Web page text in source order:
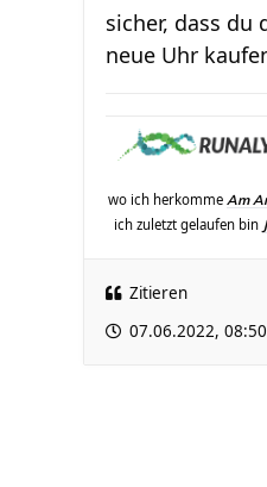
sicher, dass du
neue Uhr
wo ich herkomme Am
ich zuletzt gelaufen bin
Zitieren
07.06.2022, 08:50